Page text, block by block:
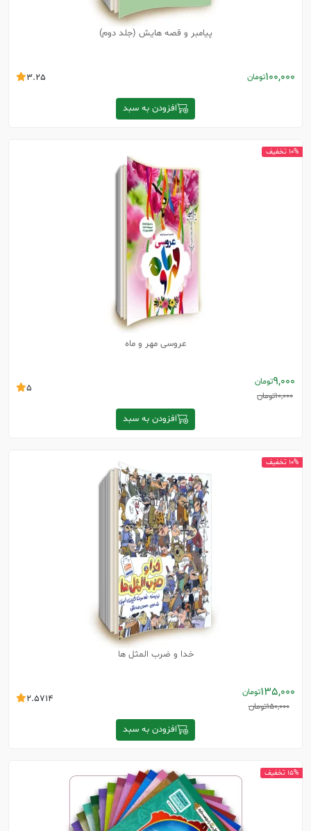
پیامبر و قصه هایش (جلد دوم)
100,000تومان 3.25
افزودن به سبد
عروسی مهر و ماه
9,000تومان
10,000تومان
5
افزودن به سبد
10% تخفیف
خدا و ضرب المثل ها
135,000تومان
150,000تومان
2.5714
افزودن به سبد
10% تخفیف
15% تخفیف